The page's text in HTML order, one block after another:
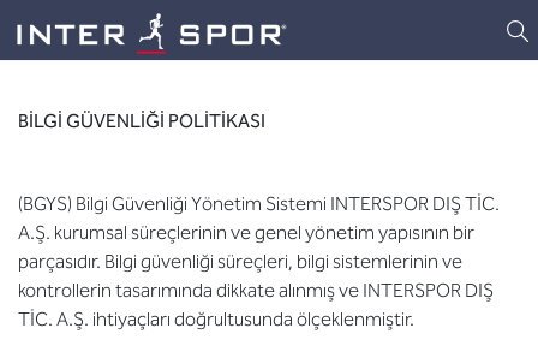
BİLGİ GÜVENLİĞİ POLİTİKASI
(BGYS) Bilgi Güvenliği Yönetim Sistemi INTERSPOR DIŞ TİC.
A.Ş. kurumsal süreçlerinin ve genel yönetim yapısının bir
parçasıdır. Bilgi güvenliği süreçleri, bilgi sistemlerinin ve
kontrollerin tasarımında dikkate alınmış ve INTERSPOR DIŞ
TİC. A.Ş. ihtiyaçları doğrultusunda ölçeklenmiştir.